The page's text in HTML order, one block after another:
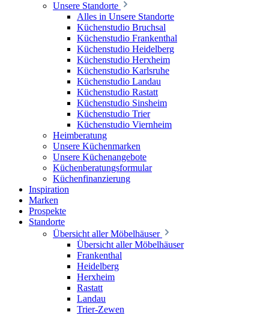
Unsere Standorte
Alles in Unsere Standorte
Küchenstudio Bruchsal
Küchenstudio Frankenthal
Küchenstudio Heidelberg
Küchenstudio Herxheim
Küchenstudio Karlsruhe
Küchenstudio Landau
Küchenstudio Rastatt
Küchenstudio Sinsheim
Küchenstudio Trier
Küchenstudio Viernheim
Heimberatung
Unsere Küchenmarken
Unsere Küchenangebote
Küchenberatungsformular
Küchenfinanzierung
Inspiration
Marken
Prospekte
Standorte
Übersicht aller Möbelhäuser
Übersicht aller Möbelhäuser
Frankenthal
Heidelberg
Herxheim
Rastatt
Landau
Trier-Zewen